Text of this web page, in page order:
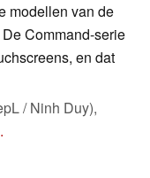
modellen van de
Command-serie
en dat
/ Ninh Duy),